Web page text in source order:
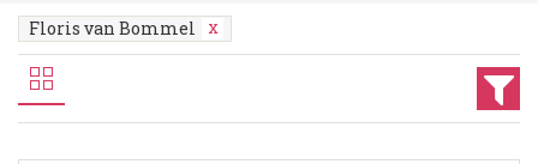
Floris van Bommel